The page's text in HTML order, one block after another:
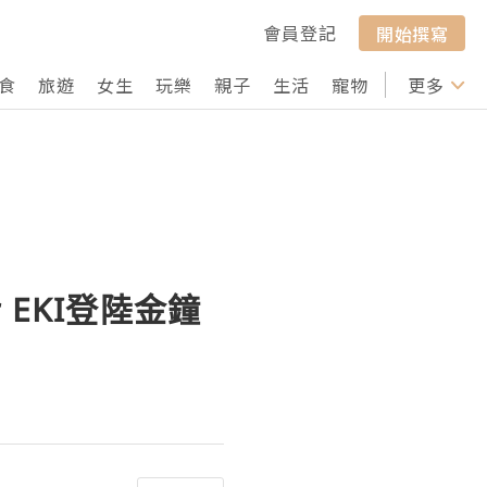
會員登記
開始撰寫
旅遊 女生 玩樂 親子 生活 寵物 行山 打卡
更多
登陸金鐘